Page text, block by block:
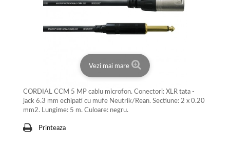
Vezi mai mare
CORDIAL CCM 5 MP cablu microfon. Conectori: XLR tata -
jack 6.3 mm echipati cu mufe Neutrik/Rean. Sectiune: 2 x 0.20
mm2. Lungime: 5 m. Culoare: negru.
Printeaza